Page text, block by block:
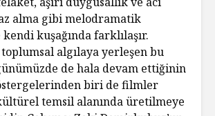
alma gibi melodramatik
kuşağında farklılaşır.
algılaya yerleşen bu
de hala devam ettiğinin
biri de filmler
temsil alanında üretilmeye